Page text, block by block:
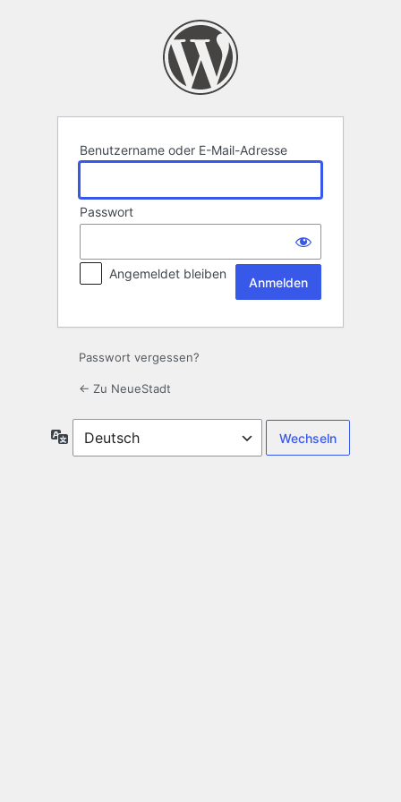
Benutzername oder E-Mail-Adresse
Passwort
Angemeldet bleiben
Passwort vergessen?
← Zu NeueStadt
Sprache